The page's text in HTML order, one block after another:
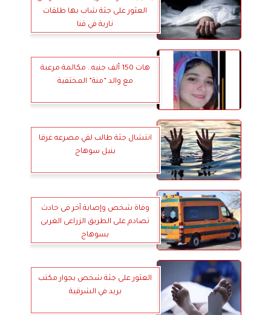
العثور على جثة شاب بها طلقات
نارية في قنا
هات 150 ألف جنيه.. مكالمة مرعبة
مع والد ”منة” المختفية
انتشال جثة طالب لقي مصرعه غرقا
بنيل سوهاج
وفاة شخص وإصابة آخر فى حادث
تصادم على الطريق الزراعى الغربى
بسوهاج
العثور على جثة شخص بجوار مكتب
بريد في الشرقية